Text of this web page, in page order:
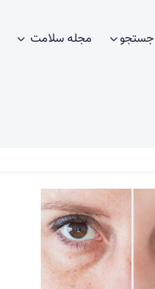
جستجو مجله سلامت